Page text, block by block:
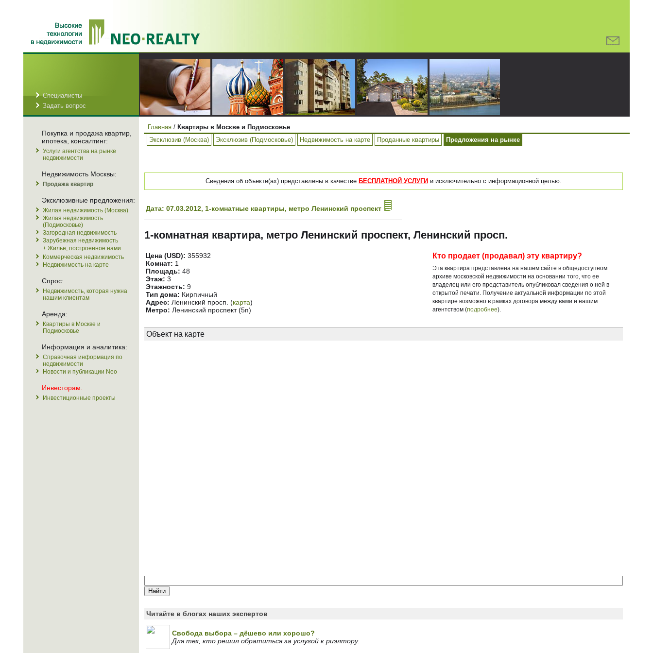
Специалисты
Задать вопрос
Покупка и продажа квартир,
ипотека, консалтинг:
Услуги агентства на рынке
недвижимости
Недвижимость Москвы:
Продажа квартир
Эксклюзивные предложения:
Жилая недвижимость (Москва)
Жилая недвижимость
(Подмосковье)
Загородная недвижимость
Зарубежная недвижимость
+ Жилье, построенное нами
Коммерческая недвижимость
Недвижимость на карте
Спрос:
Недвижимость, которая нужна
нашим клиентам
Аренда:
Квартиры в Москве и
Подмосковье
Информация и аналитика:
Справочная информация по
недвижимости
Новости и публикации Neo
Инвесторам:
Инвестиционные проекты
Главная / Квартиры в Москве и Подмосковье
Эксклюзив (Москва)
Эксклюзив (Подмосковье) Недвижимость на карте Проданные квартиры Предложения на рынке
Сведения об объекте(ах) представлены в качестве БЕСПЛАТНОЙ УСЛУГИ и исключительно с информационной целью.
Дата: 07.03.2012, 1-комнатные квартиры, метро Ленинский проспект
1-комнатная квартира, метро Ленинский проспект, Ленинский просп.
Цена (USD): 355932
Комнат: 1
Площадь: 48
Этаж: 3
Этажность: 9
Тип дома: Кирпичный
Адрес: Ленинский просп. (карта)
Метро: Ленинский проспект (5п)
Кто продает (продавал) эту квартиру?
Эта квартира представлена на нашем сайте в общедоступном
архиве московской недвижимости на основании того, что ее
владелец или его представитель опубликовал сведения о ней в
открытой печати. Получение актуальной информации по этой
квартире возможно в рамках договора между вами и нашим
агентством (подробнее).
Объект на карте
Читайте в блогах наших экспертов
Свобода выбора – дёшево или хорошо?
Для тех, кто решил обратиться за услугой к риэлтору.